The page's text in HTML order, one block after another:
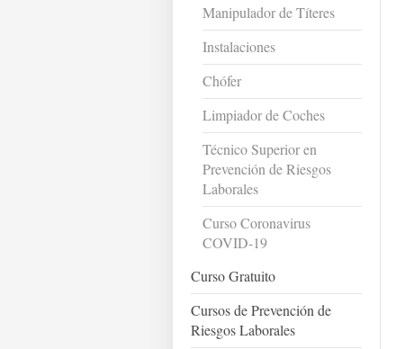
Manipulador de Títeres
Instalaciones
Chófer
Limpiador de Coches
Técnico Superior en
Prevención de Riesgos
Laborales
Curso Coronavirus
COVID-19
Curso Gratuito
Cursos de Prevención de
Riesgos Laborales